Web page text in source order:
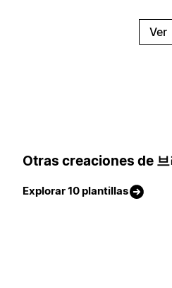
Ver
Otras creaciones de
Explorar 10 plantillas